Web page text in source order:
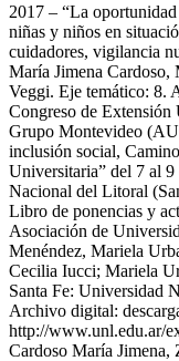
2017 – “La
niñas y niños en
cuidadores, vigilancia
María Jimena
Veggi. Eje temático: 8.
Congreso de
Grupo Montevideo
inclusión social,
Universitaria” del 7 al
Nacional del Litoral
Libro de ponencias y
Asociación de
Menéndez, Mariela
Cecilia Iucci; Mariela
Santa Fe: Universidad
Archivo digital:
http://www.unl.edu.ar/
Cardoso María Jimena,